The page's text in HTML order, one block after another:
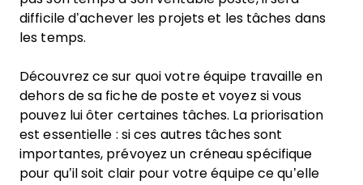
difficile d’achever les projets et les tâches dans
les temps.
Découvrez ce sur quoi votre équipe travaille en
dehors de sa fiche de poste et voyez si vous
pouvez lui ôter certaines tâches. La priorisation
est essentielle : si ces autres tâches sont
importantes, prévoyez un créneau spécifique
pour qu’il soit clair pour votre équipe ce qu’elle